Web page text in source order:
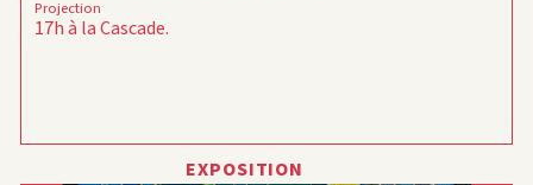
Projection
17h à la Cascade.
EXPOSITION